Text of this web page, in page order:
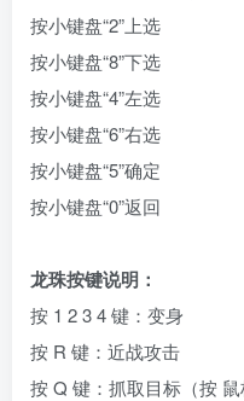
按小键盘“2”上选
按小键盘“8”下选
按小键盘“4”左选
按小键盘“6”右选
按小键盘“5”确定
按小键盘“0”返回
龙珠按键说明：
按 1 2 3 4 键：变身
按 R 键：近战攻击
按 Q 键：抓取目标（按